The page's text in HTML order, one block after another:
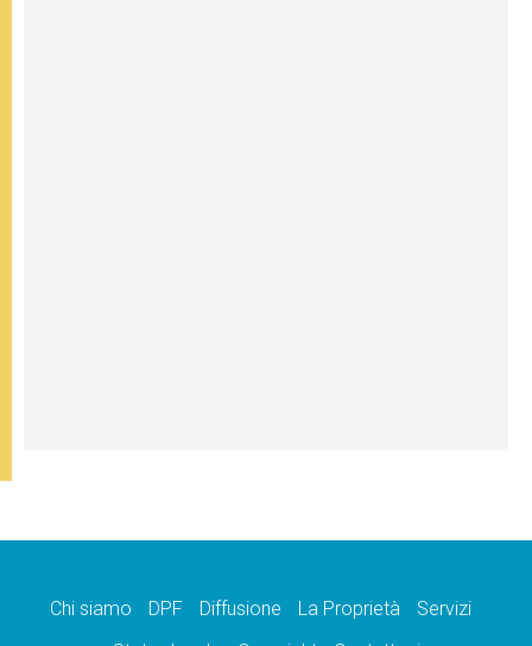
Chi siamo DPF Diffusione La Proprietà
Servizi